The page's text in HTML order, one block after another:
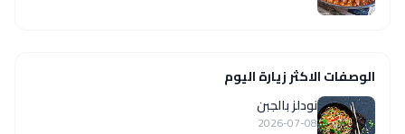
الوصفات الاكثر زيارة اليوم
نودلز بالجبن
2026-07-08